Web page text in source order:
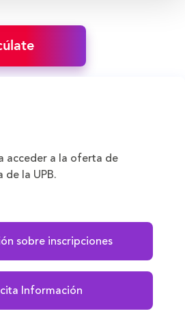
acceder a la oferta de
la UPB.
sobre inscripciones
Información